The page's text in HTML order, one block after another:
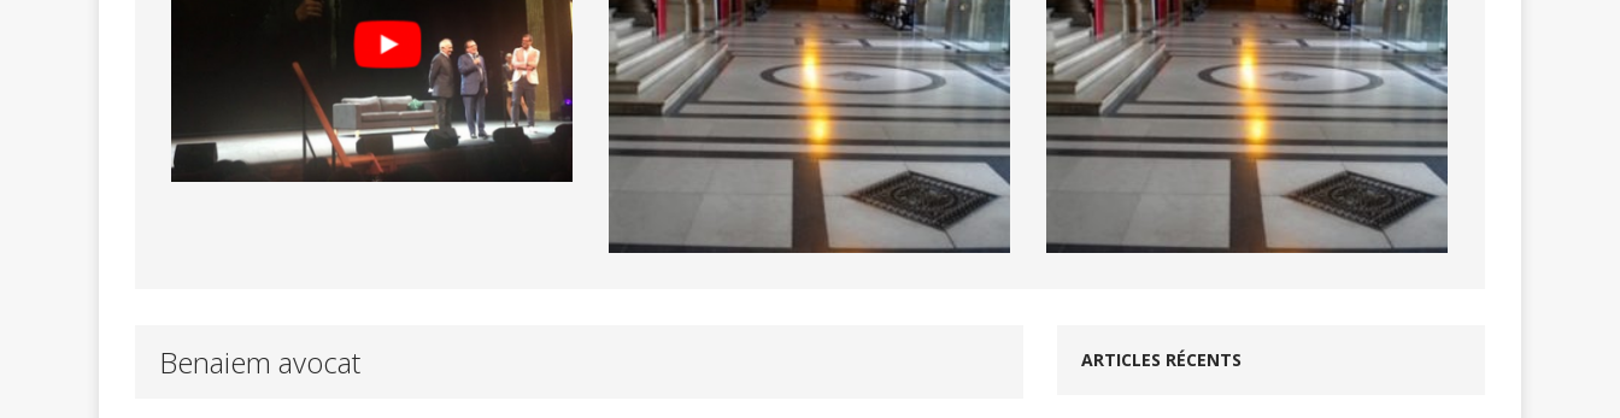
Benaiem avocat ARTICLES RÉCENTS